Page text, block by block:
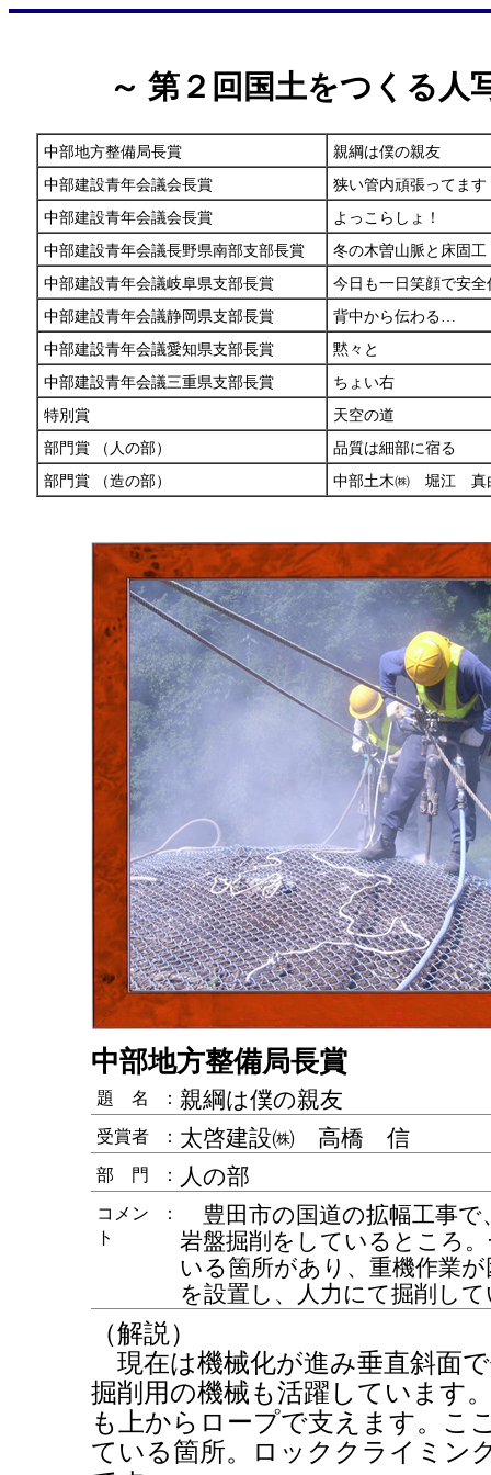
～ 第２回国土をつくる人
中部地方整備局長賞
親綱は僕の親友
中部建設青年会議会長賞
狭い管内頑張ってます
中部建設青年会議会長賞
よっこらしょ！
中部建設青年会議長野県南部支部長賞
冬の木曽山脈と床固工
中部建設青年会議岐阜県支部長賞
今日も一日笑顔で安全
中部建設青年会議静岡県支部長賞
背中から伝わる…
中部建設青年会議愛知県支部長賞
黙々と
中部建設青年会議三重県支部長賞
ちょい右
特別賞
天空の道
部門賞 （人の部）
品質は細部に宿る
部門賞 （造の部）
中部土木㈱ 堀江 真
中部地方整備局長賞
題 名 ： 親綱は僕の親友
受賞者 ： 太啓建設㈱ 高橋 信
部 門 ： 人の部
コメン
ト
：
豊田市の国道の拡幅工事で
岩盤掘削をしているところ
いる箇所があり、重機作業
を設置し、人力にて掘削し
（解説）
現在は機械化が進み垂直斜面
掘削用の機械も活躍しています
も上からロープで支えます。こ
ている箇所。ロッククライミン